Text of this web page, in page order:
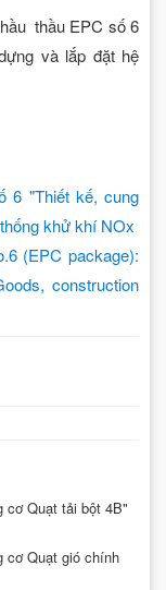
thầu EPC số 6
và lắp đặt hệ
6 "Thiết kế, cung
khử khí NOx
(EPC package):
construction
cơ Quạt tải bột 4B"
cơ Quạt gió chính